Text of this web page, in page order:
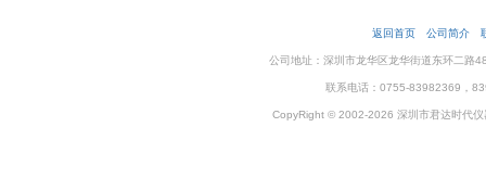
返回首页 公司简介
公司地址：深圳市龙华区龙华街道东环二
联系电话：0755-83982369，
CopyRight © 2002-2026 深圳市君达时代